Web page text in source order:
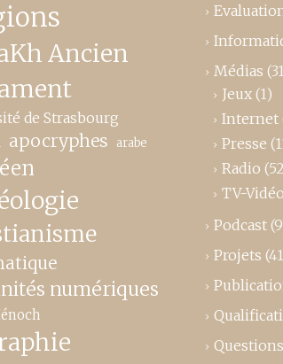
Ancien
de Strasbourg
apocryphes arabe
numériques
Médias
Jeux (1)
Internet
Presse
Radio
TV-Vidéo
Podcast
Projets
Questions